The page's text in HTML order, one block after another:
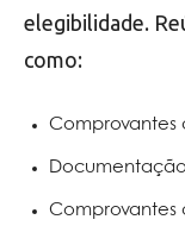
elegibilidade.
como:
Comprovantes
Comprovantes